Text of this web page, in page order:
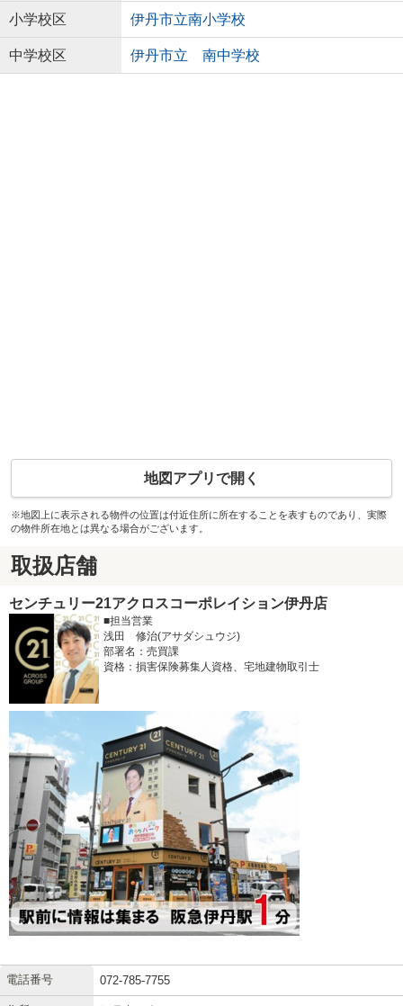
小学校区 伊丹市立南小学校
中学校区 伊丹市立 南中学校
地図アプリで開く
※地図上に表示される物件の位置は付近住所に所在することを表すものであり、実際
の物件所在地とは異なる場合がございます。
取扱店舗
センチュリー21アクロスコーポレイション伊丹店
■担当営業
浅田 修治(アサダシュウジ)
部署名：売買課
資格：損害保険募集人資格、宅地建物取引士
電話番号 072-785-7755